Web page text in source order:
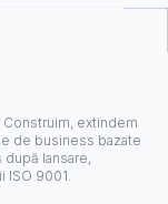
Construim, extindem
de business bazate
lansare,
ISO 9001.